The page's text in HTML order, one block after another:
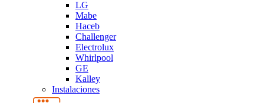
LG
Mabe
Haceb
Challenger
Electrolux
Whirlpool
GE
Kalley
Instalaciones